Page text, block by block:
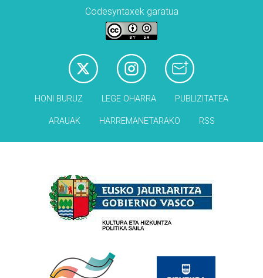
Codesyntaxek garatua
HONI BURUZ LEGE OHARRA PUBLIZITATEA
ARAUAK HARREMANETARAKO RSS